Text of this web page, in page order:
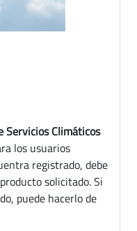
Servicios Climáticos
los usuarios
registrado, debe
solicitado. Si
puede hacerlo de